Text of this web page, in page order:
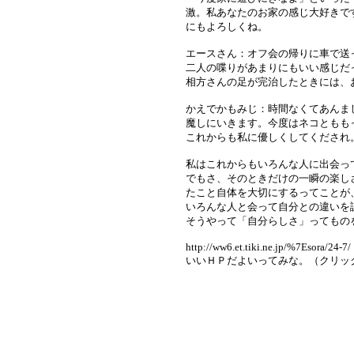
激。私あなたのお家の感じ大好き
にもよろしくね。
エースさん：オフ会の帰りに車で
二人の喋りがあまりにもいい感じ
相方さんの足が完治したときには
かえでかもみじ：時間なくてあん
魔しにいきます。今度はネコとも
これからも私に優しくしてくだされ
私はこれからもいろんな人に出会
でもさ、そのときだけの一瞬の楽
たこと自体を大切にするってこと
いろんな人と会って自分との違いを
そうやって「自分らしさ」っても
http://ww6.et.tiki.ne.jp/%7Esora/24-7/
いいＨＰだよいってみな。（クリ